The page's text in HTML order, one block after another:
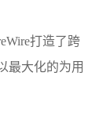
打造了跨
最大化的为用